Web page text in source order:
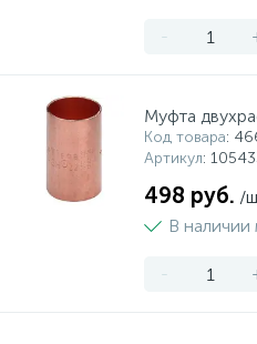
-
Муфта
Код товара:
Артикул:
498 руб. /
В наличии
-